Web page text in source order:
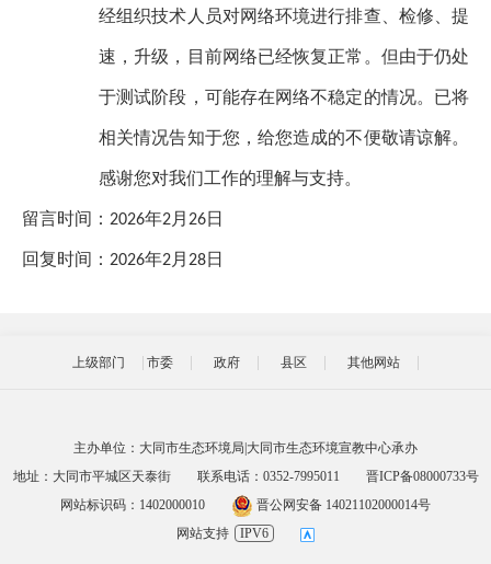
经组织技术人员对网络环境进行排查、检修、提
速，升级，目前网络已经恢复正常。但由于仍处
于测试阶段，可能存在网络不稳定的情况。已将
相关情况告知于您，给您造成的不便敬请谅解。
感谢您对我们工作的理解与支持。
留言时间： 2026年2月 26日
回复时间： 2026年2月 28日
上级部门 市委 政府 县区 其他网站
主办单位：大同市生态环境局|大同市生态环境宣教中心承办
地址：大同市平城区天泰街
联系电话：0352-7995011
晋ICP备08000733号
网站标识码：1402000010
晋公网安备 14021102000014号
网站支持
IPV6